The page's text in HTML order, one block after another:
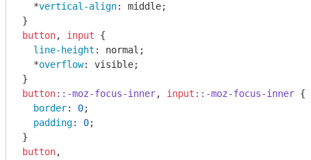
  *
vertical-align: middle;
button, input {
line-height : normal;
  *
overflow: visible;
button::-moz-focus-inner, input ::-moz-focus-inner {
border: 0;
padding: 0;
button